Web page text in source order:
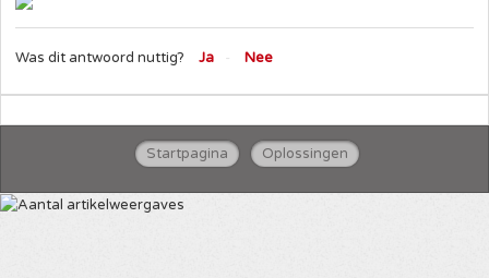
Was dit antwoord nuttig? Ja Nee
Startpagina Oplossingen